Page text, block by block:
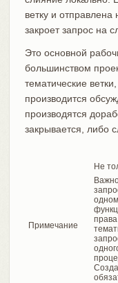
ветку и отправлена
закроет запрос на
Это основной
большинством
тематические
производится
производятся
закрывается, либо
Примечание
Не